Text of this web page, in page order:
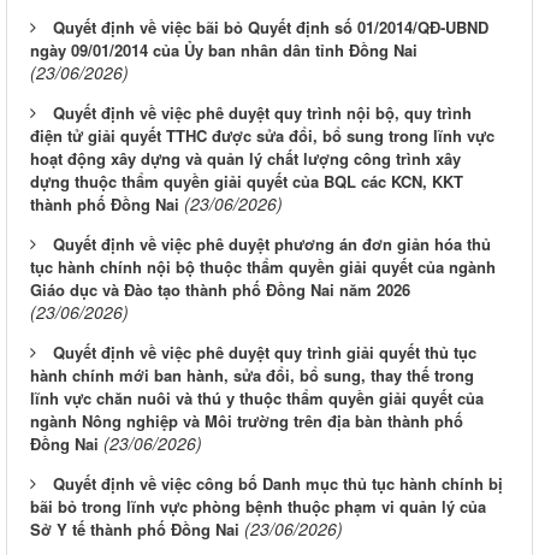
Quyết định về việc bãi bỏ Quyết định số 01/2014/QĐ-UBND
ngày 09/01/2014 của Ủy ban nhân dân tỉnh Đồng Nai
(23/06/2026)
Quyết định về việc phê duyệt quy trình nội bộ, quy trình
điện tử giải quyết TTHC được sửa đổi, bổ sung trong lĩnh vực
hoạt động xây dựng và quản lý chất lượng công trình xây
dựng thuộc thẩm quyền giải quyết của BQL các KCN, KKT
thành phố Đồng Nai (23/06/2026)
Quyết định về việc phê duyệt phương án đơn giản hóa thủ
tục hành chính nội bộ thuộc thẩm quyền giải quyết của ngành
Giáo dục và Đào tạo thành phố Đồng Nai năm 2026
(23/06/2026)
Quyết định về việc phê duyệt quy trình giải quyết thủ tục
hành chính mới ban hành, sửa đổi, bổ sung, thay thế trong
lĩnh vực chăn nuôi và thú y thuộc thẩm quyền giải quyết của
ngành Nông nghiệp và Môi trường trên địa bàn thành phố
Đồng Nai (23/06/2026)
Quyết định về việc công bố Danh mục thủ tục hành chính bị
bãi bỏ trong lĩnh vực phòng bệnh thuộc phạm vi quản lý của
Sở Y tế thành phố Đồng Nai (23/06/2026)